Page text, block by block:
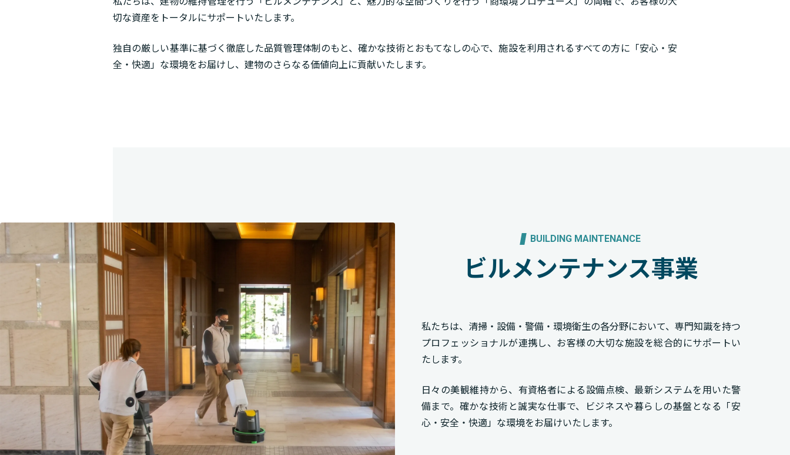
切な資産をトータルにサポートいたします。
独自の厳しい基準に基づく徹底した品質管理体制のもと、確かな技術とおもてなしの心で、施設を利用されるすべての方に「安心・安
全・快適」な環境をお届けし、建物のさらなる価値向上に貢献いたします。
BUILDING MAINTENANCE
ビルメンテナンス事業
私たちは、清掃・設備・警備・環境衛生の各分野において、専門知識を持つ
プロフェッショナルが連携し、お客様の大切な施設を総合的にサポートい
たします。
日々の美観維持から、有資格者による設備点検、最新システムを用いた警
備まで。確かな技術と誠実な仕事で、ビジネスや暮らしの基盤となる「安
心・安全・快適」な環境をお届けいたします。